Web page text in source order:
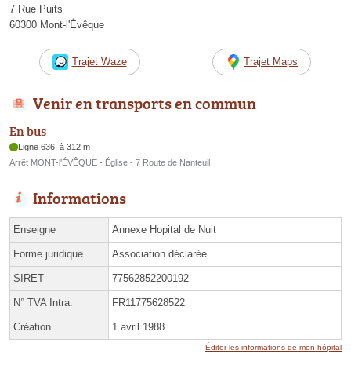
7 Rue Puits
60300 Mont-l'Évêque
Trajet Waze Trajet Maps
Venir en transports en commun
En bus
Ligne 636, à 312 m
Arrêt MONT-l'ÉVÊQUE - Église - 7 Route de Nanteuil
Informations
Enseigne Annexe Hopital de Nuit
Forme juridique Association déclarée
SIRET 77562852200192
N° TVA Intra. FR11775628522
Création 1 avril 1988
Éditer les informations de mon hôpital